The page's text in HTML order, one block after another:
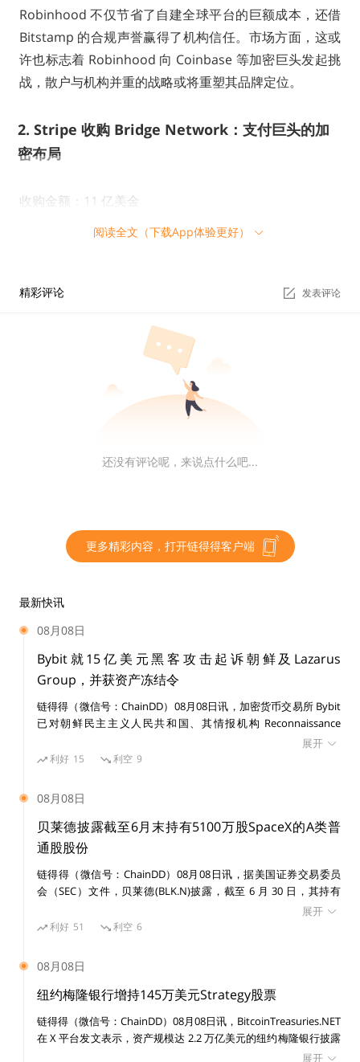
Robinhood 不仅节省了自建全球平台的巨额成本，还借
Bitstamp 的合规声誉赢得了机构信任。市场方面，这或
许也标志着 Robinhood 向 Coinbase 等加密巨头发起挑
战，散户与机构并重的战略或将重塑其品牌定位。
2. Stripe 收购 Bridge Network：支付巨头的加
密布局
收购金额：11 亿美金
2025 年初，支付巨头 Stripe 以 11 亿美元收购稳定币初
Bridge Network 专注于稳定币基础设施，为企业提供跨
境支付和结算解决方案，客户包括中小型金融机构。
鲜有动作。这场收购显然也是支付巨头嗅到了稳定币中可
Stripe 的算盘很精明：与其耗费数年研发，不如直接整
客户网络，避免了从零开发支付区块链和发行稳定币等复
杂流程。
这笔交易让 Stripe 在全球支付市场更具竞争力，与 PayP
al 和 Square 的竞争将多一个新的筹码。行业层面，Brid
ge 的稳定币解决方案可能推动加密支付进入主流零售场
然而，Stripe 虽然大，但进入稳定币市场也需要平衡传
统金融客户与加密市场的合规要求；在稳定币 GENIUS
法案大概率通过的背景下，这笔收购显得非常具有前瞻
性。
3. Coinbase 收购 Deribit：加密衍生品交易市场
的激烈竞争
收购金额：29 亿美金
阅读全文（下载App体验更好）
精彩评论 发表评论
还没有评论呢，来说点什么吧...
更多精彩内容，打开链得得客户端
最新快讯
08月08日
Bybit就15亿美元黑客攻击起诉朝鲜及Lazarus
Group，并获资产冻结令
链得得（微信号：ChainDD）08月08日讯，加密货币交易所 Bybit
已对朝鲜民主主义人民共和国、其情报机构 Reconnaissance
General Bureau（RGB）及受国家制裁的黑客组织 Lazarus Group
提起民事诉讼，涉及一宗价值 15 亿美元的黑客攻击事件。 美国联
识别资产。
展开
利好 15 利空 9
08月08日
贝莱德披露截至6月末持有5100万股SpaceX的A类普
通股股份
链得得（微信号：ChainDD）08月08日讯，据美国证券交易委员
会（SEC）文件，贝莱德(BLK.N)披露，截至 6 月 30 日，其持有
展开
利好 51 利空 6
08月08日
纽约梅隆银行增持145万美元Strategy股票
链得得（微信号：ChainDD）08月08日讯，BitcoinTreasuries.NET
在 X 平台发文表示，资产规模达 2.2 万亿美元的纽约梅隆银行披露
增持 14,630 股 Strategy 股票，价值 145 万美元。目前其持有
展开